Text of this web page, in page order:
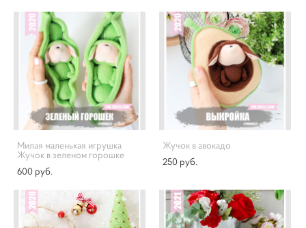
Милая маленькая игрушка
Жучок в зеленом горошке
600 pуб.
Жучок в авокадо
250 pуб.